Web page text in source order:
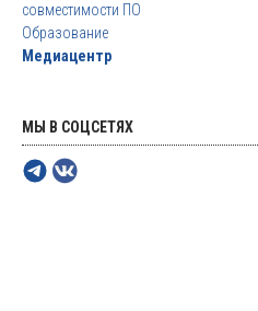
совместимости ПО
Образование
Медиацентр
МЫ В СОЦСЕТЯХ